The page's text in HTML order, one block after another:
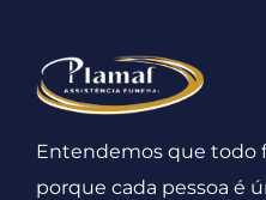
Entendemos que todo
porque cada pessoa é